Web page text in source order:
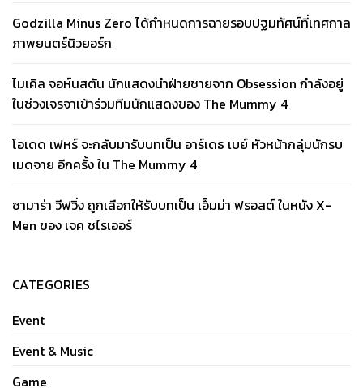
Godzilla Minus Zero ได้กำหนดการฉายรอบปฐมทัศน์ที่เทศกาล
ภาพยนตร์นิวยอร์ก
ไมเคิล จอห์นสตัน นักแสดงนำฝ่ายชายจาก Obsession กำลังอยู่
ในช่วงเจรจาเข้าร่วมทีมนักแสดงของ The Mummy 4
โอเดด เฟหร์ จะกลับมารับบทเป็น อาร์เดธ เบย์ หัวหน้ากลุ่มนักรบ
เมดจาย อีกครั้ง ใน The Mummy 4
ซามาร่า วีฟวิ่ง ถูกเลือกให้รับบทเป็น เอ็มม่า ฟรอสต์ ในหนัง X-
Men ของ เจค ชไรเออร์
CATEGORIES
Event
Event & Music
Game